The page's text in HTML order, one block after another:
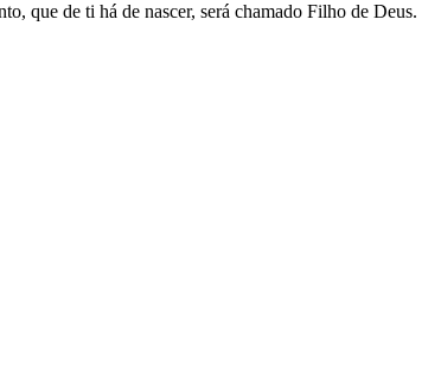
que de ti há de nascer, será chamado Filho de Deus.